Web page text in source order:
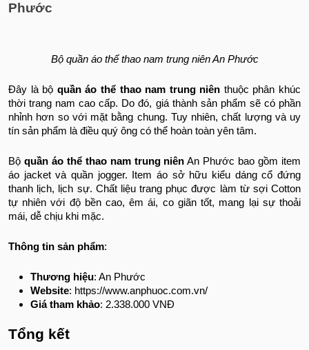
Phước
Bộ quần áo thể thao nam trung niên An Phước
Đây là bộquần áo thể thao nam trung niên
nhỉnh hơn so với mặt bằng chung. Tuy nhiên, chất lượng và uy
tín sản phẩm là điều quý ông có thể hoàn toàn yên tâm.